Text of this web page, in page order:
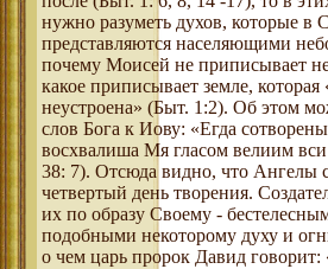
нужно разуметь духов, которые в
представляются населяющими
почему Моисей не приписывает
какое приписывает земле,
неустроена» (Быт. 1:2). Об этом
слов Бога к Иову: «Егда
восхвалиша Мя гласом велиим
38: 7). Отсюда видно, что Ангелы
четвертый день творения.
их по образу Своему -
подобными некоторому духу и
о чем царь пророк Давид